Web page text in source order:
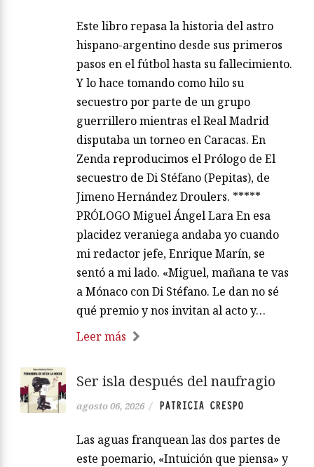
Este libro repasa la historia del astro
hispano-argentino desde sus primeros
pasos en el fútbol hasta su fallecimiento.
Y lo hace tomando como hilo su
secuestro por parte de un grupo
guerrillero mientras el Real Madrid
disputaba un torneo en Caracas. En
Zenda reproducimos el Prólogo de El
secuestro de Di Stéfano (Pepitas), de
Jimeno Hernández Droulers. *****
PRÓLOGO Miguel Ángel Lara En esa
placidez veraniega andaba yo cuando
mi redactor jefe, Enrique Marín, se
sentó a mi lado. «Miguel, mañana te vas
a Mónaco con Di Stéfano. Le dan no sé
qué premio y nos invitan al acto y…
Leer más
Ser isla después del naufragio
agosto 06, 2026 / PATRICIA CRESPO
Las aguas franquean las dos partes de
este poemario, «Intuición que piensa» y